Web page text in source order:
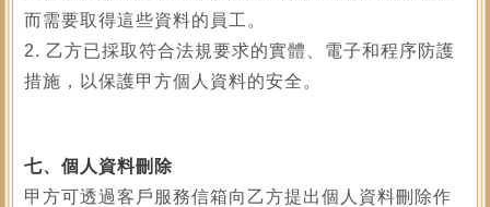
而需要取得這些資料的員工。
2. 乙方已採取符合法規要求的實體、電子和程序防護
措施，以保護甲方個人資料的安全。
七、個人資料刪除
甲方可透過客戶服務信箱向乙方提出個人資料刪除作